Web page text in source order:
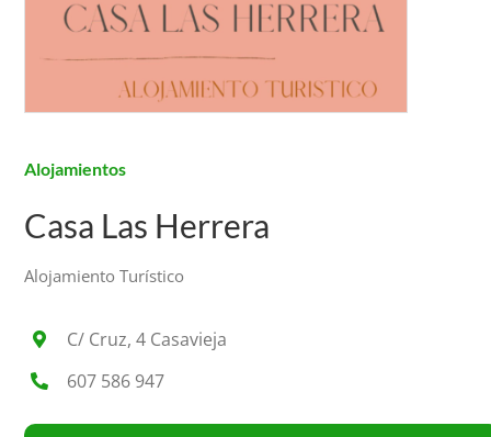
Alojamientos
Casa Las Herrera
Alojamiento Turístico
C/ Cruz, 4 Casavieja
607 586 947